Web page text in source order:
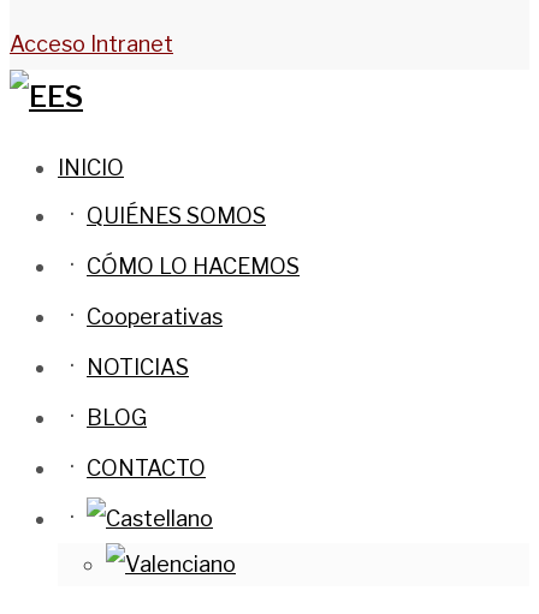
Acceso Intranet
INICIO
QUIÉNES SOMOS
CÓMO LO HACEMOS
Cooperativas
NOTICIAS
BLOG
CONTACTO